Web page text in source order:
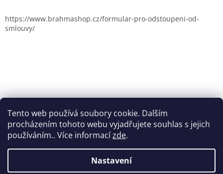
Tento web používá soubory cookie. Dalším
procházením tohoto webu vyjadřujete souhlas s jejich
používáním.. Více informacízde.
Nastavení
https://www.brahmashop.cz/formular-pro-odstoupeni-od-
smlouvy/
Vytvořil Shoptet